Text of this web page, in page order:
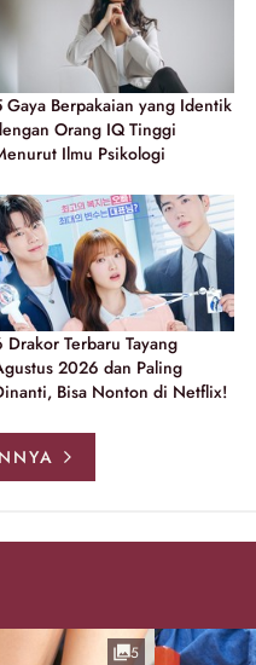
Gaya Berpakaian yang Identik
Orang IQ Tinggi
Ilmu Psikologi
Drakor Terbaru Tayang
2026 dan Paling
Bisa Nonton di Netflix!
5